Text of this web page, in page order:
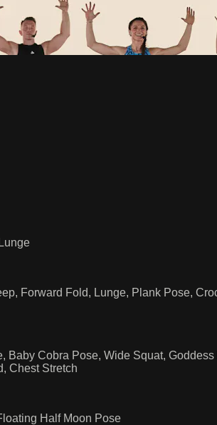
Forward Fold, Lunge, Plank Pose,
Cobra Pose, Wide Squat,
Chest Stretch
Half Moon Pose